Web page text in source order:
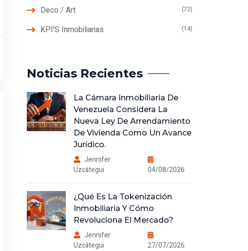
Deco / Art (72)
KPI'S Inmobiliarias (14)
Noticias Recientes
La Cámara Inmobiliaria De
Venezuela Considera La
Nueva Ley De Arrendamiento
De Vivienda Como Un Avance
Jurídico.
Jennifer
Uzcátegui
04/08/2026
¿Qué Es La Tokenización
Inmobiliaria Y Cómo
Revoluciona El Mercado?
Jennifer
Uzcátegui
27/07/2026